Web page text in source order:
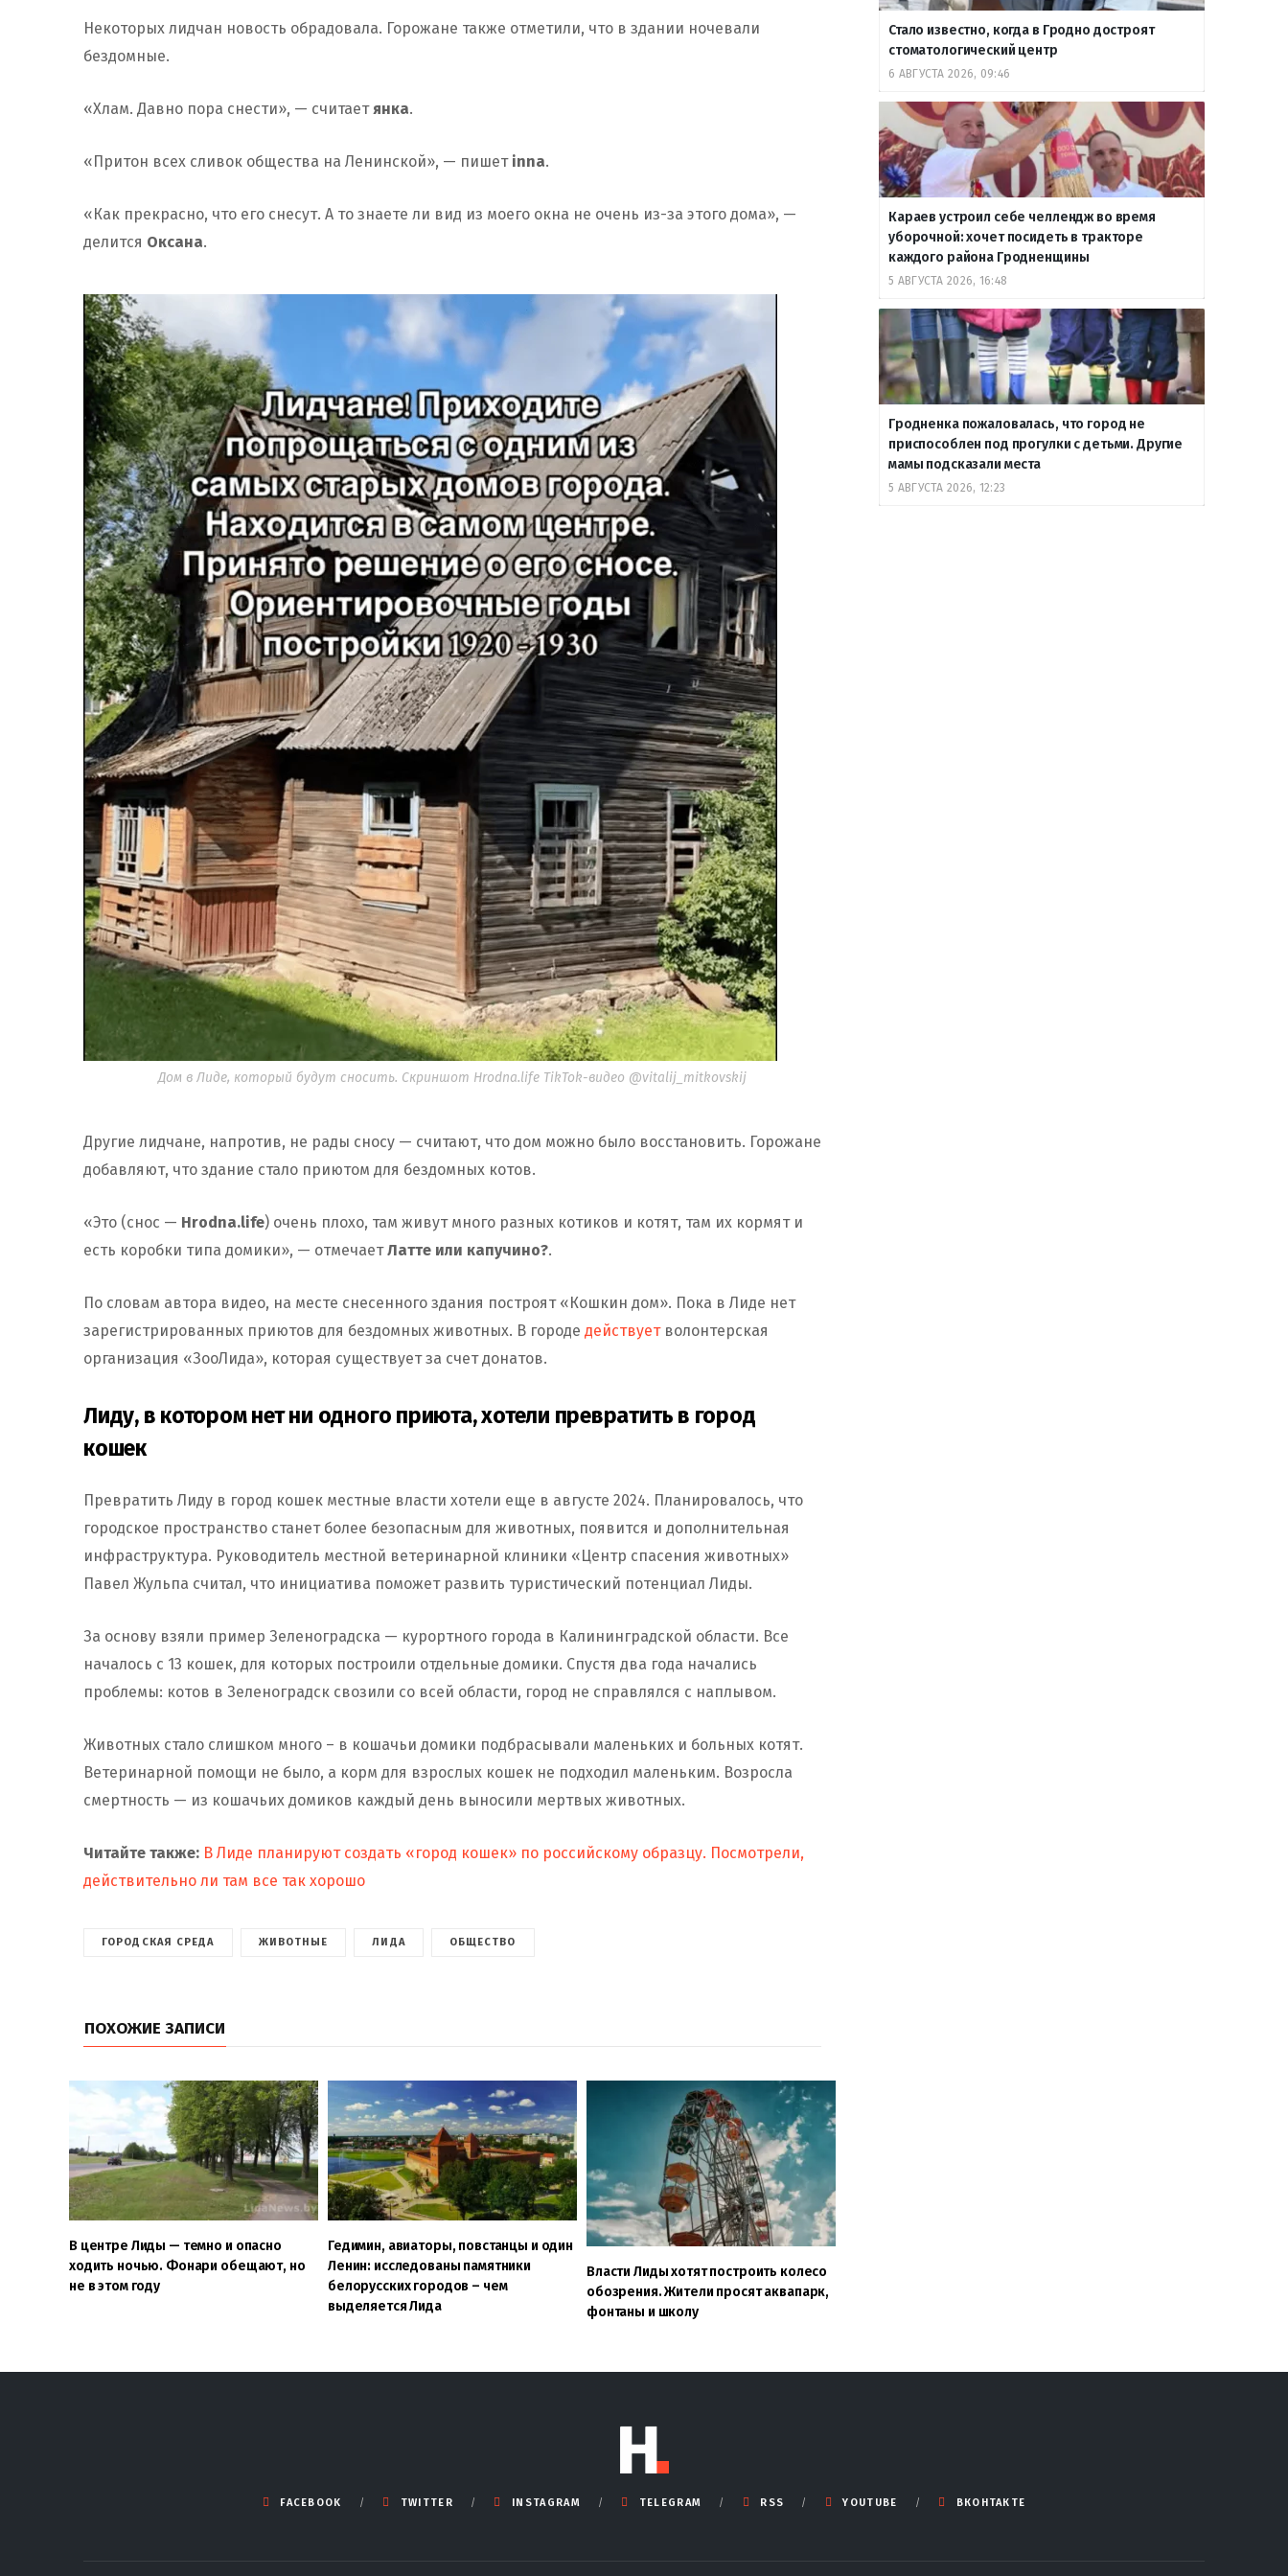
Некоторых лидчан новость обрадовала. Горожане также отметили, что в здании ночевали
бездомные.
«Хлам. Давно пора снести», — считаетянка.
«Притон всех сливок общества на Ленинской», — пишет inna.
«Как прекрасно, что его снесут. А то знаете ли вид из моего окна не очень из-за этого дома», —
делится Оксана.
Дом в Лиде, который будут сносить. Скриншот Hrodna.life TikTok-видео @vitalij_mitkovskij
Другие лидчане, напротив, не рады сносу — считают, что дом можно было восстановить. Горожане
добавляют, что здание стало приютом для бездомных котов.
«Это (снос — Hrodna.life) очень плохо, там живут много разных котиков и котят, там их кормят и
есть коробки типа домики», — отмечаетЛатте или капучино?.
По словам автора видео, на месте снесенного здания построят «Кошкин дом». Пока в Лиде нет
зарегистрированных приютов для бездомных животных. В городе действуетволонтерская
организация «ЗооЛида», которая существует за счет донатов.
Лиду, в котором нет ни одного приюта, хотели превратить в город
кошек
Превратить Лиду в город кошек местные власти хотели еще в августе 2024. Планировалось, что
городское пространство станет более безопасным для животных, появится и дополнительная
инфраструктура. Руководитель местной ветеринарной клиники «Центр спасения животных»
Павел Жульпа считал, что инициатива поможет развить туристический потенциал Лиды.
За основу взяли пример Зеленоградска — курортного города в Калининградской области. Все
началось с 13 кошек, для которых построили отдельные домики. Спустя два года начались
проблемы: котов в Зеленоградск свозили со всей области, город не справлялся с наплывом.
Животных стало слишком много – в кошачьи домики подбрасывали маленьких и больных котят.
Ветеринарной помощи не было, а корм для взрослых кошек не подходил маленьким. Возросла
смертность — из кошачьих домиков каждый день выносили мертвых животных.
Читайте также: В Лиде планируют создать «город кошек» по российскому образцу. Посмотрели,
действительно ли там все так хорошо
ГОРОДСКАЯ СРЕДА ЖИВОТНЫЕ ЛИДА ОБЩЕСТВО
ПОХОЖИЕ ЗАПИСИ
В центре Лиды — темно и опасно
ходить ночью. Фонари обещают, но
не в этом году
Гедимин, авиаторы, повстанцы и один
Ленин: исследованы памятники
белорусских городов – чем
выделяется Лида
Власти Лиды хотят построить колесо
обозрения. Жители просят аквапарк,
фонтаны и школу
Стало известно, когда в Гродно достроят
стоматологический центр
6 АВГУСТА 2026, 09:46
Караев устроил себе челлендж во время
уборочной: хочет посидеть в тракторе
каждого района Гродненщины
5 АВГУСТА 2026, 16:48
Гродненка пожаловалась, что город не
приспособлен под прогулки с детьми. Другие
мамы подсказали места
5 АВГУСТА 2026, 12:23
FACEBOOK TWITTER INSTAGRAM TELEGRAM RSS YOUTUBE ВКОНТАКТЕ